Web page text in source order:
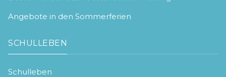
Angebote in den Sommerferien
SCHULLEBEN
Schulleben